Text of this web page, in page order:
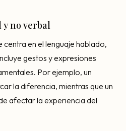
y no verbal
en el lenguaje hablado,
gestos y expresiones
Por ejemplo, un
la diferencia, mientras que un
afectar la experiencia del